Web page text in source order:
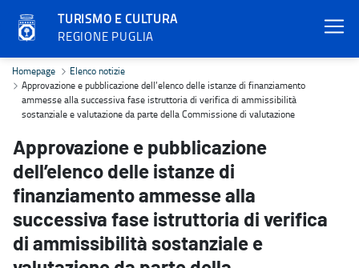
TURISMO E CULTURA
REGIONE PUGLIA
Approvazione e pubblicazione dell’elenco delle istanze di
Homepage
Elenco notizie
Approvazione e pubblicazione dell’elenco delle istanze di finanziamento
ammesse alla successiva fase istruttoria di verifica di ammissibilità
sostanziale e valutazione da parte della Commissione di valutazione
Approvazione e pubblicazione
dell’elenco delle istanze di
finanziamento ammesse alla
successiva fase istruttoria di verifica
di ammissibilità sostanziale e